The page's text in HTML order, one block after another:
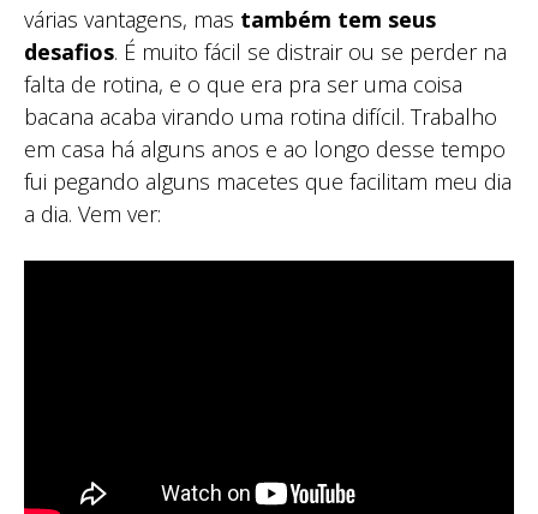
várias vantagens, mas também tem seus
desafios. É muito fácil se distrair ou se perder na
falta de rotina, e o que era pra ser uma coisa
bacana acaba virando uma rotina difícil. Trabalho
em casa há alguns anos e ao longo desse tempo
fui pegando alguns macetes que facilitam meu dia
a dia. Vem ver: